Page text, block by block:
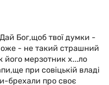
Бог,щоб твої думки -
- не такий страшний
його мерзотник х...ло
при совіцькій владі
брехали про своє